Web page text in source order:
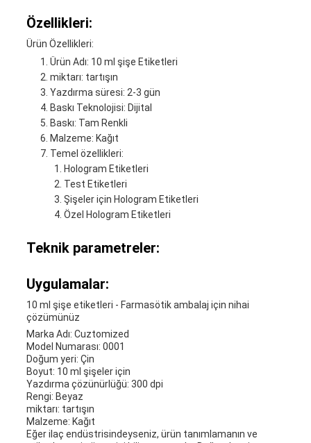
Özellikleri:
Ürün Özellikleri:
Ürün Adı: 10 ml şişe Etiketleri
miktarı: tartışın
Yazdırma süresi: 2-3 gün
Baskı Teknolojisi: Dijital
Baskı: Tam Renkli
Malzeme: Kağıt
Temel özellikleri:
Hologram Etiketleri
Test Etiketleri
Şişeler için Hologram Etiketleri
Özel Hologram Etiketleri
Teknik parametreler:
Uygulamalar:
10 ml şişe etiketleri - Farmasötik ambalaj için nihai
çözümünüz
Marka Adı: Cuztomized
Model Numarası: 0001
Doğum yeri: Çin
Boyut: 10 ml şişeler için
Yazdırma çözünürlüğü: 300 dpi
Rengi: Beyaz
miktarı: tartışın
Malzeme: Kağıt
Eğer ilaç endüstrisindeyseniz, ürün tanımlamanın ve